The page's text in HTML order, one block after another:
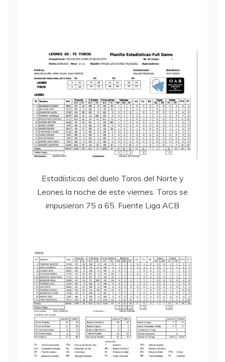
Estadísticas del duelo Toros del Norte y
Leones la noche de este viernes. Toros se
impusieron 75 a 65. Fuente Liga ACB